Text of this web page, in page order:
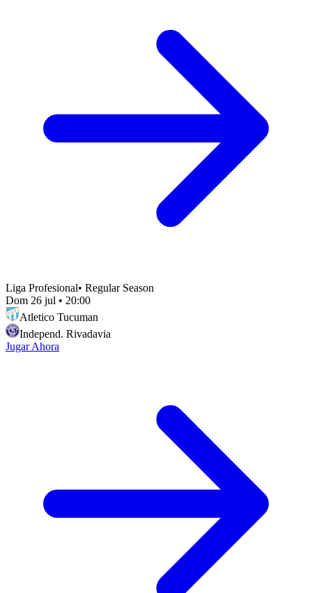
Liga Profesional• Regular Season
Dom 26 jul • 20:00
Atletico Tucuman
Independ. Rivadavia
Jugar Ahora